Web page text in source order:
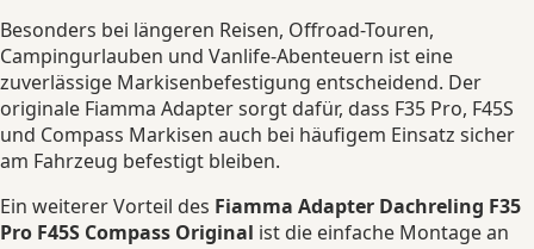
Besonders bei längeren Reisen, Offroad-Touren,
Campingurlauben und Vanlife-Abenteuern ist eine
zuverlässige Markisenbefestigung entscheidend. Der
originale Fiamma Adapter sorgt dafür, dass F35 Pro, F45S
und Compass Markisen auch bei häufigem Einsatz sicher
am Fahrzeug befestigt bleiben.
Ein weiterer Vorteil des Fiamma Adapter Dachreling F35
Pro F45S Compass Original ist die einfache Montage an